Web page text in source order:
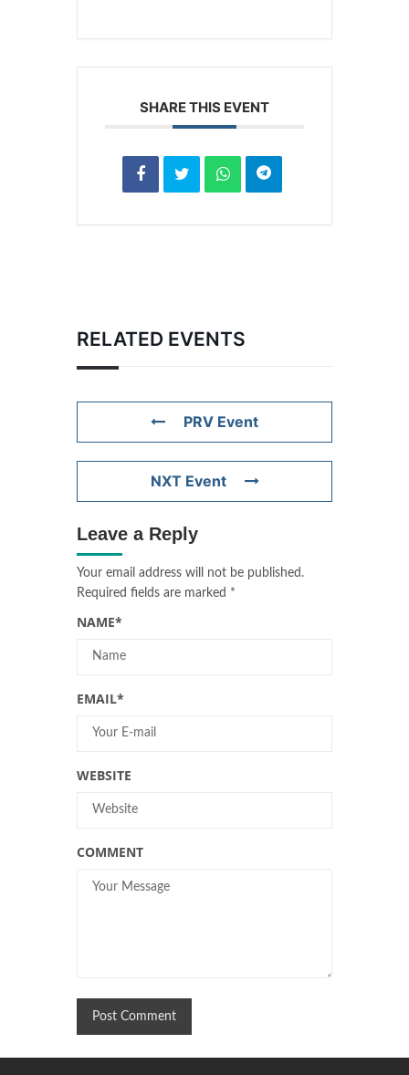
SHARE THIS EVENT
RELATED EVENTS
PRV Event
NXT Event
Leave a Reply
Your email address will not be published.
Required fields are marked *
NAME*
EMAIL*
WEBSITE
COMMENT